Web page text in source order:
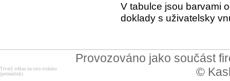
V tabulce jsou barvami
doklady s uživatelsky
Provozováno jako součást
©
Trvalý odkaz na tuto stránku
(permalink)